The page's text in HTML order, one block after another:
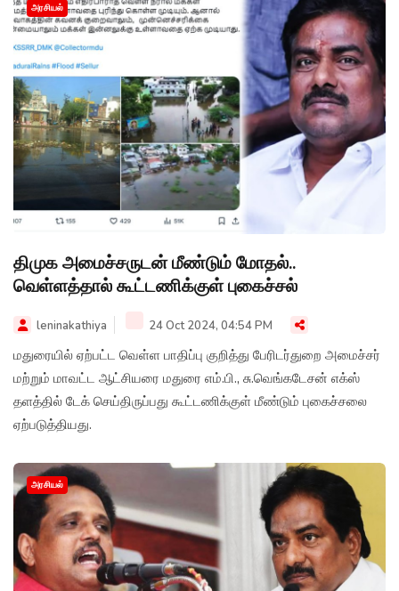
அரசியல்
திமுக அமைச்சருடன் மீண்டும் மோதல்..
வெள்ளத்தால் கூட்டணிக்குள் புகைச்சல்
leninakathiya 24 Oct 2024, 04:54 PM
மதுரையில் ஏற்பட்ட வெள்ள பாதிப்பு குறித்து பேரிடர்துறை அமைச்சர்
மற்றும் மாவட்ட ஆட்சியரை மதுரை எம்.பி., சு.வெங்கடேசன் எக்ஸ்
தளத்தில் டேக் செய்திருப்பது கூட்டணிக்குள் மீண்டும் புகைச்சலை
ஏற்படுத்தியது.
அரசியல்